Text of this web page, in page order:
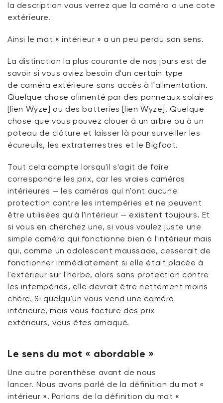
la description vous verrez que la caméra a une cote
extérieure.
Ainsi le mot « intérieur » a un peu perdu son sens.
La distinction la plus courante de nos jours est de
savoir si vous aviez besoin d'un certain type
de caméra extérieure sans accès à l'alimentation.
Quelque chose alimenté par des panneaux solaires
[lien Wyze] ou des batteries [lien Wyze]. Quelque
chose que vous pouvez clouer à un arbre ou à un
poteau de clôture et laisser là pour surveiller les
écureuils, les extraterrestres et le Bigfoot.
Tout cela compte lorsqu'il s'agit de faire
correspondre les prix, car les vraies caméras
intérieures — les caméras qui n'ont aucune
protection contre les intempéries et ne peuvent
être utilisées qu'à l'intérieur — existent toujours. Et
si vous en cherchez une, si vous voulez juste une
simple caméra qui fonctionne bien à l'intérieur mais
qui, comme un adolescent maussade, cesserait de
fonctionner immédiatement si elle était placée à
l'extérieur sur l'herbe, alors sans protection contre
les intempéries, elle devrait être nettement moins
chère. Si quelqu'un vous vend une caméra
intérieure, mais vous facture des prix
extérieurs, vous êtes arnaqué.
Le sens du mot « abordable »
Une autre parenthèse avant de nous
lancer. Nous avons parlé de la définition du mot «
intérieur ». Parlons de la définition du mot «